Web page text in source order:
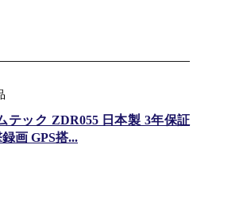
テック ZDR055 日本製 3年保証
画 GPS搭...